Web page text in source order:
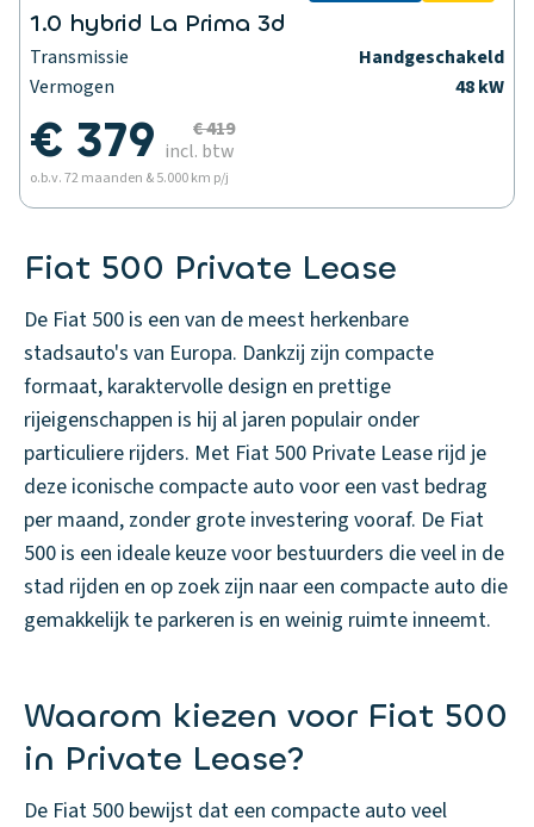
1.0 hybrid La Prima 3d
Transmissie
Handgeschakeld
Vermogen
48 kW
€ 379
€ 419
incl. btw
o.b.v. 72 maanden & 5.000 km p/j
Fiat 500 Private Lease
De Fiat 500 is een van de meest herkenbare
stadsauto's van Europa. Dankzij zijn compacte
formaat, karaktervolle design en prettige
rijeigenschappen is hij al jaren populair onder
particuliere rijders. Met Fiat 500 Private Lease rijd je
deze iconische compacte auto voor een vast bedrag
per maand, zonder grote investering vooraf. De Fiat
500 is een ideale keuze voor bestuurders die veel in de
stad rijden en op zoek zijn naar een compacte auto die
gemakkelijk te parkeren is en weinig ruimte inneemt.
Waarom kiezen voor Fiat 500
in Private Lease?
De Fiat 500 bewijst dat een compacte auto veel